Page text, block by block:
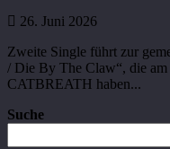
26. Juni 2026
Zweite Single führt zur
/ Die By The Claw“, die
CATBREATH haben...
Suche